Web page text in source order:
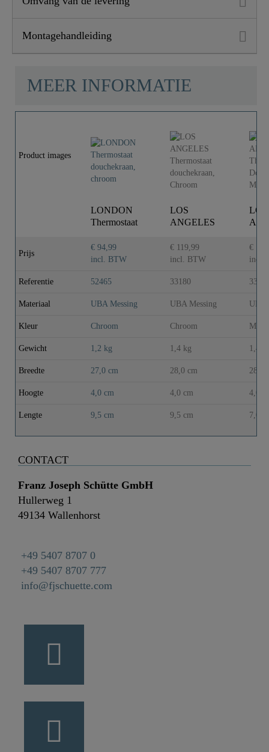
Montagehandleiding
MEER INFORMATIE
Product images
LONDON
Thermostaat
chroom
LOS
ANGELES
douchekraan,
Chroom
LOS
Mat
Prijs
€ 94,99
incl. BTW
€ 119,99
incl. BTW
€
incl.
Referentie 52465 33180
Materiaal UBA Messing UBA Messing UBA
Kleur Chroom Chroom Mat
Gewicht 1,2 kg 1,4 kg 1,4
Breedte 27,0 cm 28,0 cm 28,0
Hoogte 4,0 cm 4,0 cm 4,0
Lengte 9,5 cm 9,5 cm 7,0
CONTACT
Franz Joseph Schütte GmbH
Hullerweg 1
49134 Wallenhorst
+49 5407 8707 0
+49 5407 8707 777
info@fjschuette.com